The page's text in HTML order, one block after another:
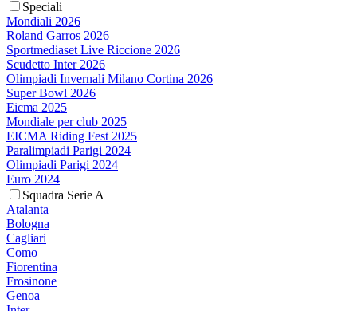
Speciali
Mondiali 2026
Roland Garros 2026
Sportmediaset Live Riccione 2026
Scudetto Inter 2026
Olimpiadi Invernali Milano Cortina 2026
Super Bowl 2026
Eicma 2025
Mondiale per club 2025
EICMA Riding Fest 2025
Paralimpiadi Parigi 2024
Olimpiadi Parigi 2024
Euro 2024
Squadra Serie A
Atalanta
Bologna
Cagliari
Como
Fiorentina
Frosinone
Genoa